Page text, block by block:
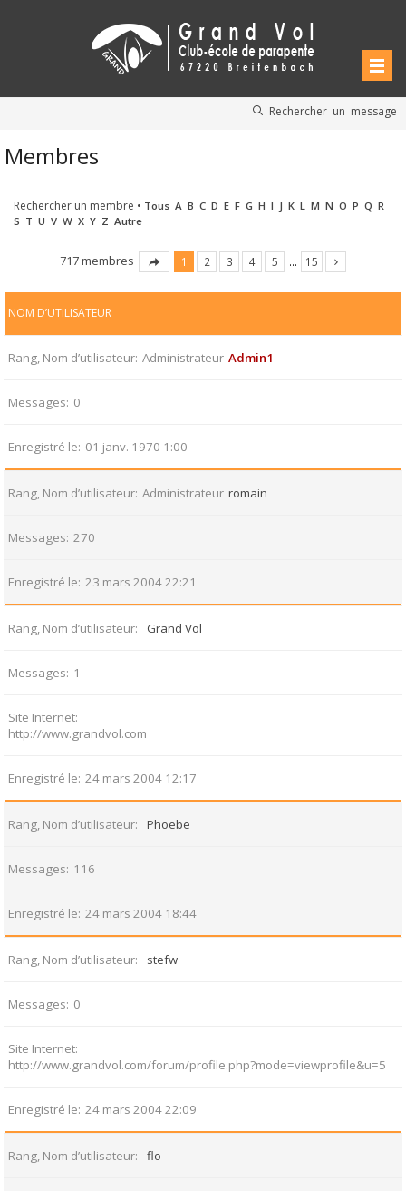
Rechercher un message
Membres
Rechercher un membre • Tous A B C D E F G H I J K L M N O P Q R
S T U V W X Y Z Autre
717 membres 1 2 3 4 5 … 15
NOM D’UTILISATEUR
Rang, Nom d’utilisateur Administrateur Admin1
Messages 0
Enregistré le 01 janv. 1970 1:00
Rang, Nom d’utilisateur Administrateur romain
Messages 270
Enregistré le 23 mars 2004 22:21
Rang, Nom d’utilisateur Grand Vol
Messages 1
Site Internet
http://www.grandvol.com
Enregistré le 24 mars 2004 12:17
Rang, Nom d’utilisateur Phoebe
Messages 116
Enregistré le 24 mars 2004 18:44
Rang, Nom d’utilisateur stefw
Messages 0
Site Internet
http://www.grandvol.com/forum/profile.php?mode=viewprofile&u=5
Enregistré le 24 mars 2004 22:09
Rang, Nom d’utilisateur flo